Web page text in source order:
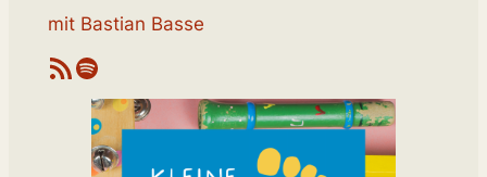
mit Bastian Basse
RSS-Feed Spotify